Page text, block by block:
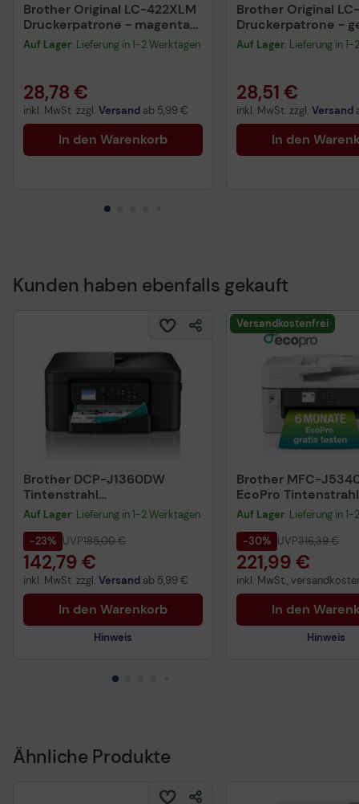
Brother Original LC-422XLM
Druckerpatrone - magenta
(LC422XLM)
Auf Lager: Lieferung in 1-2 Werktagen
28,78 €
inkl. MwSt. zzgl. Versand ab 5,99 €
In den Warenkorb
Brother Original
Druckerpatrone -
(LC422XLY)
Auf Lager: Lieferung in
28,51 €
inkl. MwSt. zzgl. Versand
In den
Kunden haben ebenfalls gekauft
Brother DCP-J1360DW
Tintenstrahl
Multifunktionsdrucker
Auf Lager: Lieferung in 1-2 Werktagen
-23% UVP185,00 €
142,79 €
inkl. MwSt. zzgl. Versand ab 5,99 €
In den Warenkorb
Hinweis
Vorvertragliche Informationen
Versandkostenfrei
Brother MFC-
EcoPro
Multifunktionsgerät
Auf Lager: Lieferung in
-30% UVP316,39 €
221,99 €
inkl. MwSt.,
In den
Hinweis
Ähnliche Produkte